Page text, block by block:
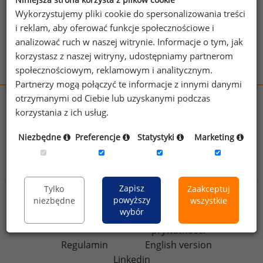
Patrz też:Świadczenia nieobowiązkowe
Zobacz więcej haseł
wynagrodzenia.pl
sedlak.pl
rynekpracy.pl
raportyplacowe.pl
HR.pl wskazniki
Sklep
Kontakt
Dla mediów
prywatności
Regulamin
English version
Linkedin
Wykorzystujemy pliki cookie do spersonalizowania treści
i reklam, aby oferować funkcje społecznościowe i
analizować ruch w naszej witrynie. Informacje o tym, jak
korzystasz z naszej witryny, udostępniamy partnerom
społecznościowym, reklamowym i analitycznym.
Partnerzy mogą połączyć te informacje z innymi danymi
otrzymanymi od Ciebie lub uzyskanymi podczas
korzystania z ich usług.
Niezbędne Preferencje Statystyki Marketing
Tylko
niezbędne
Zapisz
powyższy
wybór
Zaakceptuj
wszystkie